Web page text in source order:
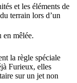
et les éléments de
terrain lors d’un
en mêlée.
la règle spéciale
Furieux, elles
sur un jet non